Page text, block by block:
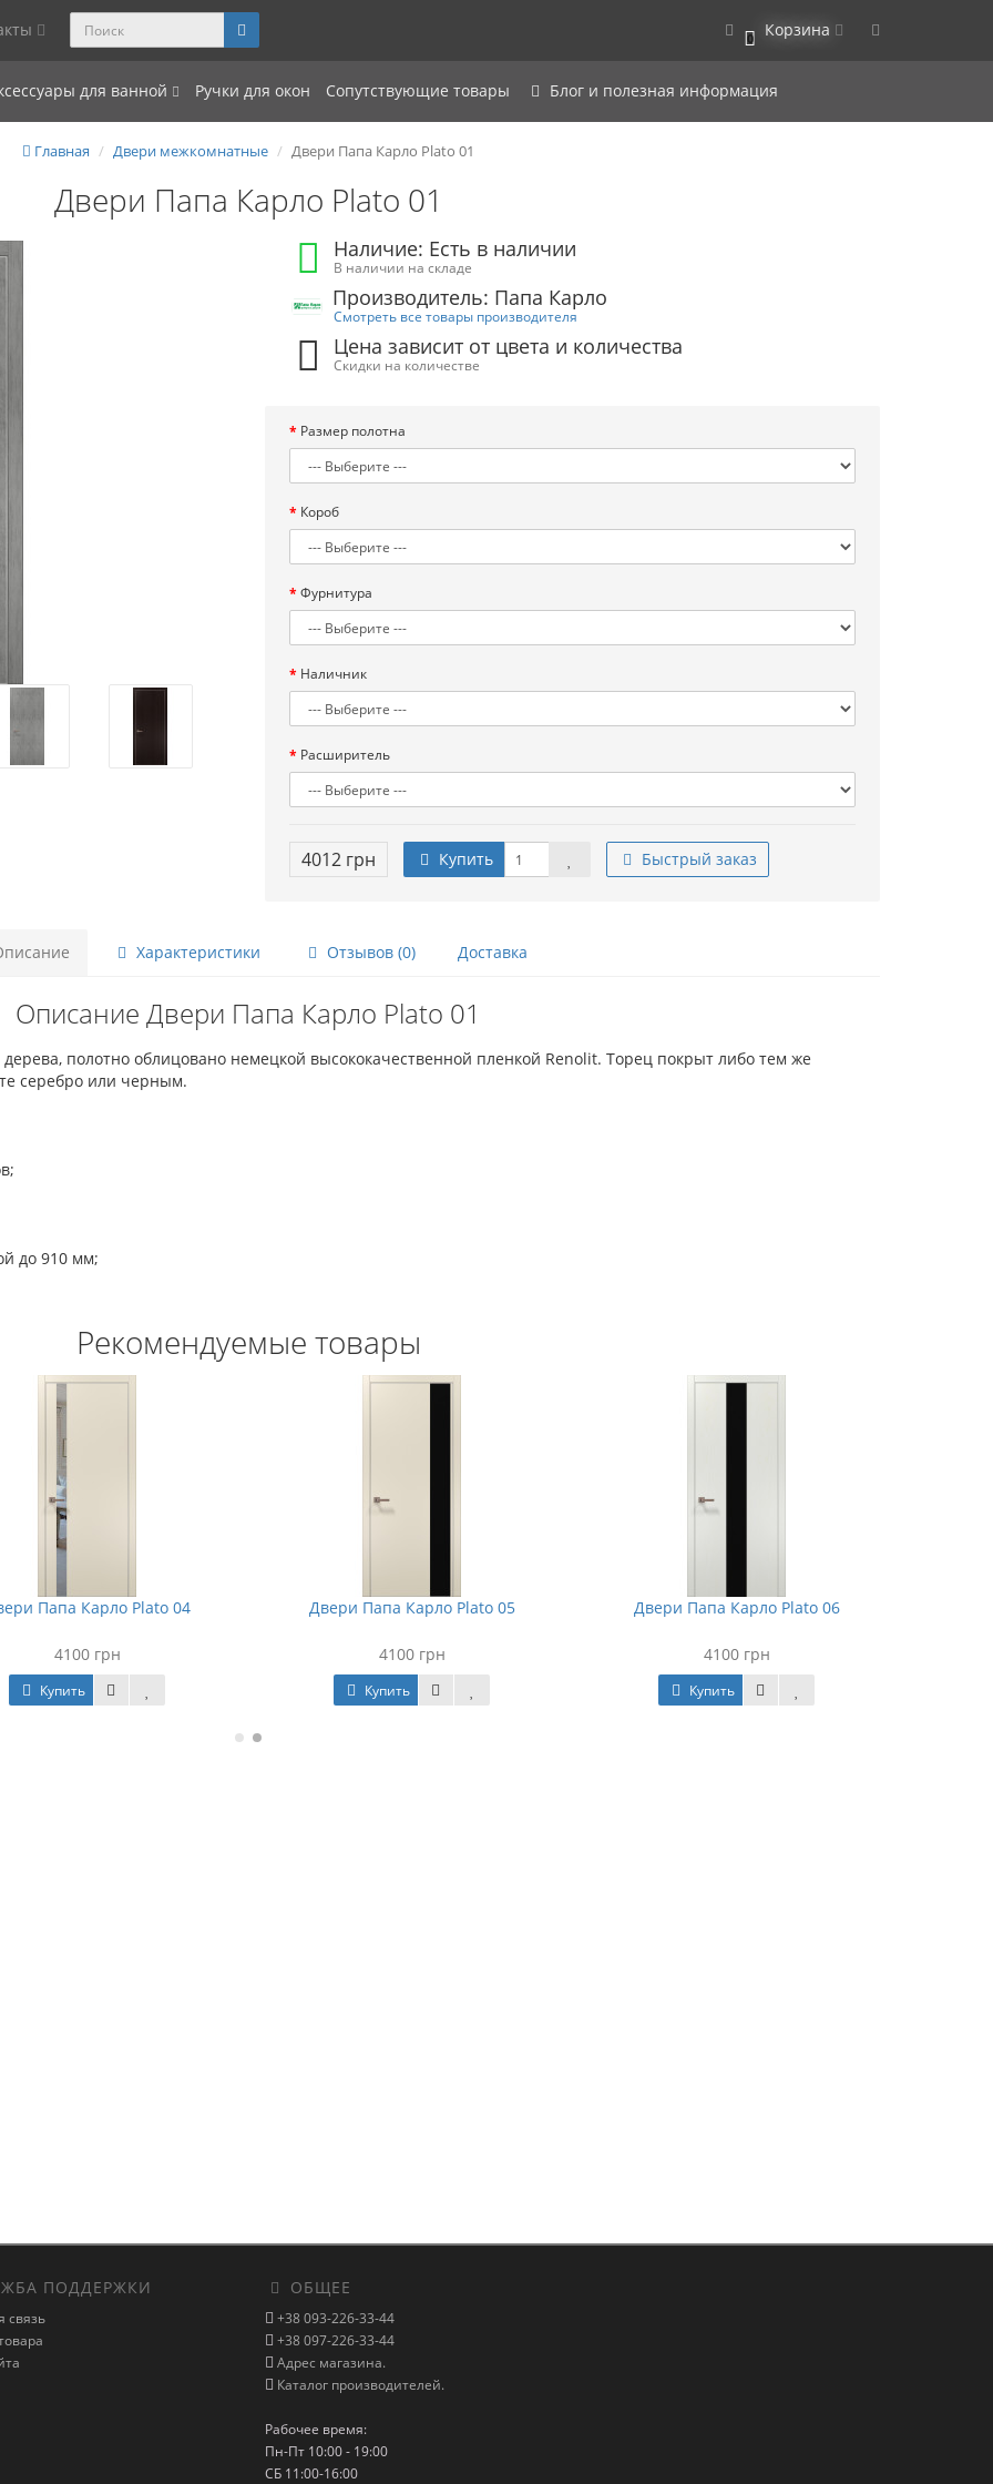
0 Корзина
для ванной Ручки для окон Сопутствующие товары Блог и полезная информация
Главная Двери межкомнатные Двери Папа Карло Plato 01
Двери Папа Карло Plato 01
Наличие: Есть в наличии
В наличии на складе
Производитель: Папа Карло
Смотреть все товары производителя
Цена зависит от цвета и количества
Скидки на количестве
Размер полотна
Короб
Фурнитура
Наличник
Расширитель
4012 грн Купить Быстрый заказ
Характеристики Отзывов (0) Доставка
Описание Двери Папа Карло Plato 01
полотно облицовано немецкой высококачественной пленкой Renolit. Торец покрыт либо тем же
серебро или черным.
до 910 мм;
Рекомендуемые товары
Папа Карло Plato 04
4100 грн
Купить
Двери Папа Карло Plato 05
4100 грн
Купить
Двери Папа Карло Plato 06
4100 грн
Купить
ПОДДЕРЖКИ
связь
ОБЩЕЕ
+38 093-226-33-44
+38 097-226-33-44
Адрес магазина.
Каталог производителей.
Рабочее время:
Пн-Пт 10:00 - 19:00
СБ 11:00-16:00